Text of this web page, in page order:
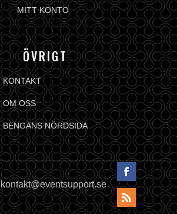
MITT KONTO
ÖVRIGT
KONTAKT
OM OSS
BENGANS NÖRDSIDA
kontakt@eventsupport.se